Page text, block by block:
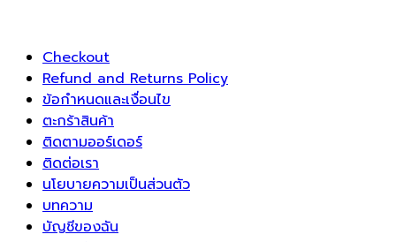
Checkout
Refund and Returns Policy
ข้อกำหนดและเงื่อนไข
ตะกร้าสินค้า
ติดตามออร์เดอร์
ติดต่อเรา
นโยบายความเป็นส่วนตัว
บทความ
บัญชีของฉัน